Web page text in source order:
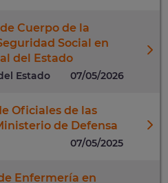
Cuerpo de la
Social en
del Estado
Estado 07/05/2026
Oficiales de las
de Defensa
07/05/2025
Enfermería en